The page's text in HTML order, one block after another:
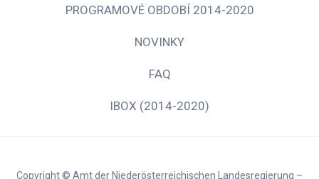
PROGRAMOVÉ OBDOBÍ 2014-2020
NOVINKY
FAQ
IBOX (2014-2020)
Copyright © Amt der Niederösterreichischen Landesregierung –